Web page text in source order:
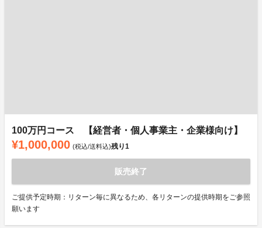
100万円コース 【経営者・個人事業主・企業様向け】
¥1,000,000 (税込/送料込)残り1
販売終了
ご提供予定時期：リターン毎に異なるため、各リターンの提供時期をご参照
願います